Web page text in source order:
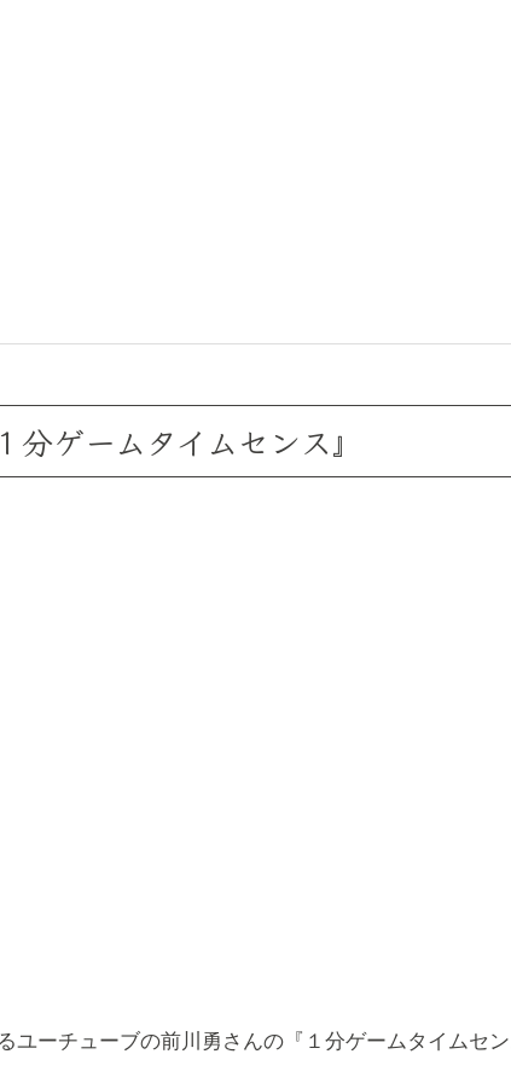
分ゲームタイムセンス』
ユーチューブの前川勇さんの『１分ゲームタイムセ